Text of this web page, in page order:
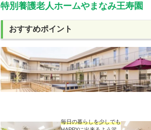
特別養護老人ホームやまなみ王寿園
おすすめポイント
毎日の暮らしを少しでも